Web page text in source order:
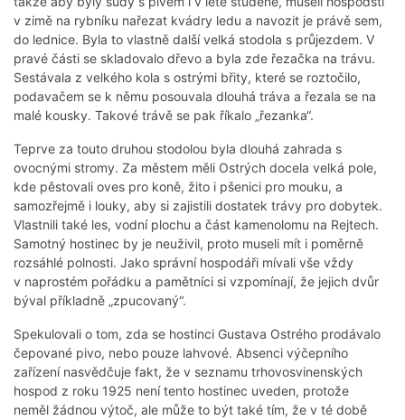
v zimě na rybníku nařezat kvádry ledu a navozit je právě sem,
do lednice. Byla to vlastně další velká stodola s průjezdem. V
pravé části se skladovalo dřevo a byla zde řezačka na trávu.
Sestávala z velkého kola s ostrými břity, které se roztočilo,
podavačem se k němu posouvala dlouhá tráva a řezala se na
malé kousky. Takové trávě se pak říkalo „řezanka“.
Teprve za touto druhou stodolou byla dlouhá zahrada s
ovocnými stromy. Za městem měli Ostrých docela velká pole,
kde pěstovali oves pro koně, žito i pšenici pro mouku, a
samozřejmě i louky, aby si zajistili dostatek trávy pro dobytek.
Vlastnili také les, vodní plochu a část kamenolomu na Rejtech.
Samotný hostinec by je neuživil, proto museli mít i poměrně
rozsáhlé polnosti. Jako správní hospodáři mívali vše vždy
v naprostém pořádku a pamětníci si vzpomínají, že jejich dvůr
býval příkladně „zpucovaný“.
Spekulovali o tom, zda se hostinci Gustava Ostrého prodávalo
čepované pivo, nebo pouze lahvové. Absenci výčepního
zařízení nasvědčuje fakt, že v seznamu trhovosvinenských
hospod z roku 1925 není tento hostinec uveden, protože
neměl žádnou výtoč, ale může to být také tím, že v té době